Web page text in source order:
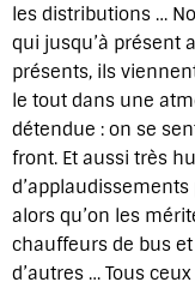
les distributions …
qui jusqu’à présent
présents, ils
le tout dans une
détendue : on se
front. Et aussi très
alors qu’on les
chauffeurs de bus
d’autres … Tous